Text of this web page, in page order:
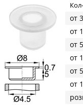
от
от
от
от
от
от